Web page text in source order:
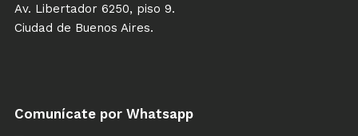
Av. Libertador 6250, piso 9.
Ciudad de Buenos Aires.
Comunícate por Whatsapp